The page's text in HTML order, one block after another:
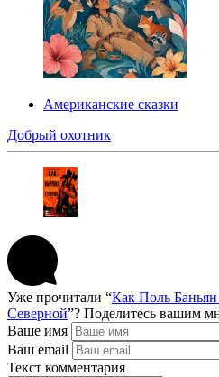
Американские сказки
Добрый охотник
Уже прочитали “Как Поль Баньян
Северной”? Поделитесь вашим
Ваше имя
Ваш email
Текст комментария